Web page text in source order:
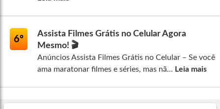
6º
Assista Filmes Grátis no Celular Agora
Mesmo! 🎬
Anúncios Assista Filmes Grátis no Celular – Se você
ama maratonar filmes e séries, mas nã... Leia mais